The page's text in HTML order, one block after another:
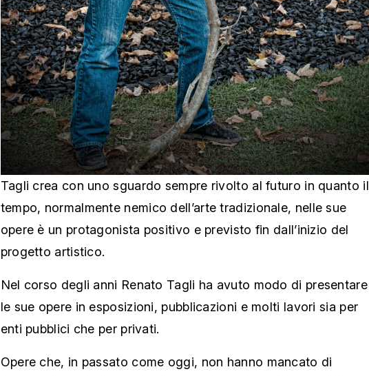
Tagli crea con uno sguardo sempre rivolto al futuro in quanto il
tempo, normalmente nemico dell’arte tradizionale, nelle sue
opere è un protagonista positivo e previsto fin dall’inizio del
progetto artistico.
Nel corso degli anni Renato Tagli ha avuto modo di presentare
le sue opere in esposizioni, pubblicazioni e molti lavori sia per
enti pubblici che per privati.
Opere che, in passato come oggi, non hanno mancato di